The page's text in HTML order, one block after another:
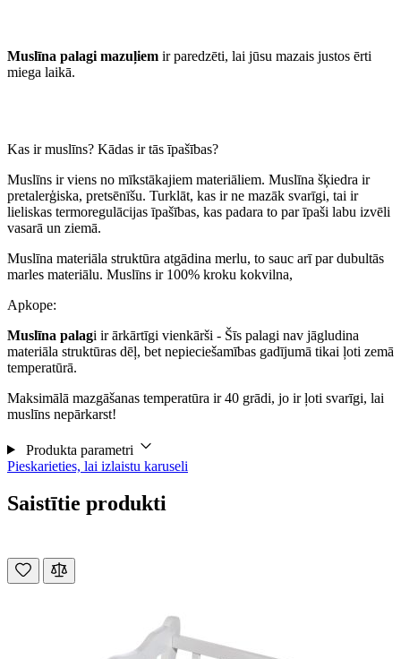
Muslīna palagi mazuļiem ir paredzēti, lai jūsu mazais justos ērti
miega laikā.
Kas ir muslīns? Kādas ir tās īpašības?
Muslīns ir viens no mīkstākajiem materiāliem. Muslīna šķiedra ir
pretalerģiska, pretsēnīšu. Turklāt, kas ir ne mazāk svarīgi, tai ir
lieliskas termoregulācijas īpašības, kas padara to par īpaši labu izvēli
vasarā un ziemā.
Muslīna materiāla struktūra atgādina merlu, to sauc arī par dubultās
marles materiālu. Muslīns ir 100% kroku kokvilna,
Apkope:
Muslīna palagi ir ārkārtīgi vienkārši - Šīs palagi nav jāgludina
materiāla struktūras dēļ, bet nepieciešamības gadījumā tikai ļoti zemā
temperatūrā.
Maksimālā mazgāšanas temperatūra ir 40 grādi, jo ir ļoti svarīgi, lai
muslīns nepārkarst!
Produkta parametri
Pieskarieties, lai izlaistu karuseli
Saistītie produkti